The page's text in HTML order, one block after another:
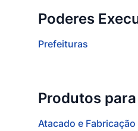
Poderes
Prefeituras
Produtos
Atacado e